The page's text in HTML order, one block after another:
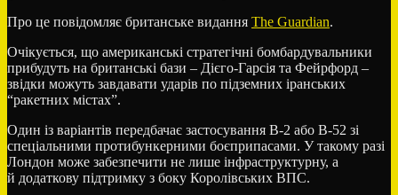
Про це повідомляє британське видання The Guardian.
Очікується, що американські стратегічні бомбардувальники
прибудуть на британські бази – Дієго-Гарсія та Фейрфорд –
звідки можуть завдавати ударів по підземних іранських
“ракетних містах”.
Один із варіантів передбачає застосування B-2 або B-52 зі
спеціальними протибункерними боєприпасами. У такому разі
Лондон може забезпечити не лише інфраструктурну, а
й додаткову підтримку з боку Королівських ВПС.